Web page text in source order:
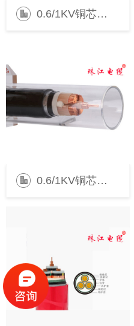
0.6/1KV铜芯交联电力电缆
0.6/1KV铜芯交联（铠装）电力电缆